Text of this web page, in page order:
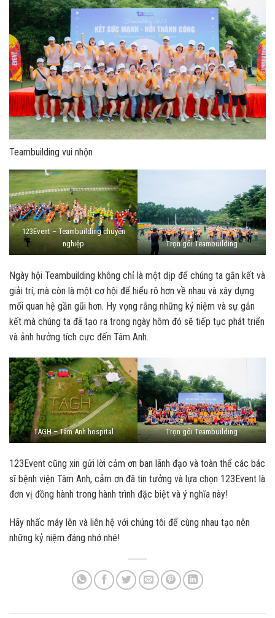
Teambuilding vui nhộn
123Event – Teambuilding chuyên
nghiệp
Trọn gói Teambuilding
Ngày hội Teambuilding không chỉ là một dịp để chúng ta gắn kết và
giải trí, mà còn là một cơ hội để hiểu rõ hơn về nhau và xây dựng
mối quan hệ gần gũi hơn. Hy vọng rằng những kỷ niệm và sự gắn
kết mà chúng ta đã tạo ra trong ngày hôm đó sẽ tiếp tục phát triển
và ảnh hưởng tích cực đến Tâm Anh.
TAGH – Tâm Anh hospital Trọn gói Teambuilding
123Event cũng xin gửi lời cảm ơn ban lãnh đạo và toàn thể các bác
sĩ bệnh viện Tâm Anh, cảm ơn đã tin tưởng và lựa chọn 123Event là
đơn vị đồng hành trong hành trình đặc biệt và ý nghĩa này!
Hãy nhấc máy lên và liên hệ với chúng tôi để cùng nhau tạo nên
những kỷ niệm đáng nhớ nhé!